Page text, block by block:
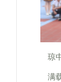
琼
满